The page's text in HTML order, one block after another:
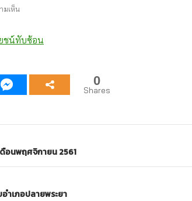
มเห็น
ชน์ทับซ้อน
0
Shares
อนพฤศจิกายน 2561
ำเภอปลายพระยา